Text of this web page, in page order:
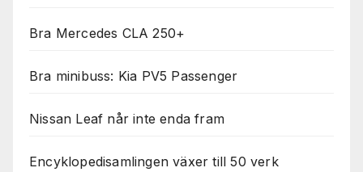
Bra Mercedes CLA 250+
Bra minibuss: Kia PV5 Passenger
Nissan Leaf når inte enda fram
Encyklopedisamlingen växer till 50 verk